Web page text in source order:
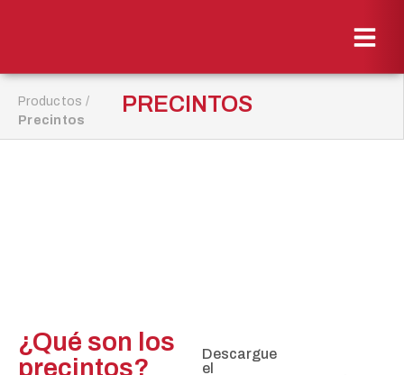
Productos /
Precintos
PRECINTOS
¿Qué son los
precintos?
Descargue
el